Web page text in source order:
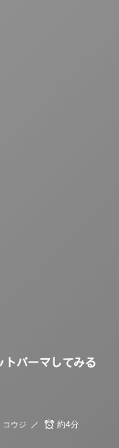
トパーマしてみる
コウジ 約4分